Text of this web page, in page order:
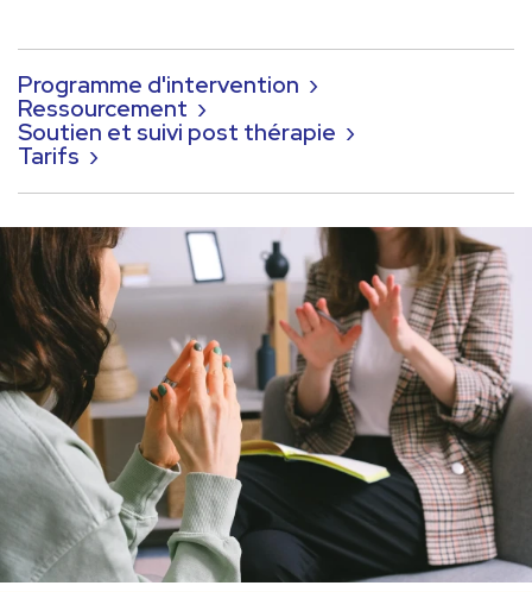
Programme d'intervention ›
Ressourcement ›
Soutien et suivi post thérapie ›
Tarifs ›